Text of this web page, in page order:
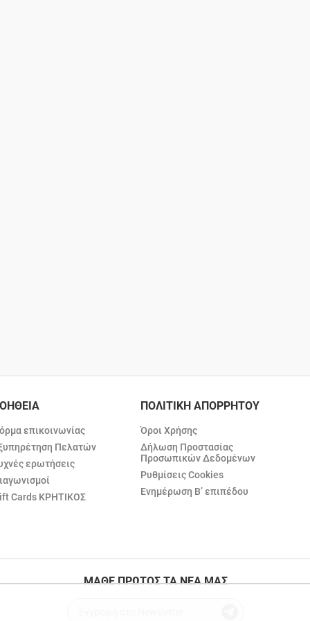
επικοινωνίας
Πελατών
ερωτήσεις
Cards ΚΡΗΤΙΚΟΣ
ΠΟΛΙΤΙΚΗ ΑΠΟΡΡΗΤΟΥ
Όροι Χρήσης
Δήλωση Προστασίας
Προσωπικών Δεδομένων
Ρυθμίσεις Cookies
Ενημέρωση Β’ επιπέδου
ΜΑΘΕ ΠΡΩΤΟΣ ΤΑ ΝΕΑ ΜΑΣ